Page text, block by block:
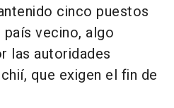
cinco puestos
vecino, algo
las autoridades
que exigen el fin de